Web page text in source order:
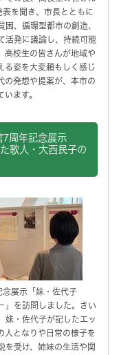
を聞き、市長とともに
、循環型都市の創造、
活発に議論し、持続可能
高校生の皆さんが地域や
る姿を大変頼もしく感じ
の発想や提案が、本市の
ます。
周年記念展示
歌人・大西民子の
念展示「妹・佐代子
」を訪問しました。さい
妹・佐代子が記したエッ
人となりや日常の様子を
を受け、姉妹の生活や関